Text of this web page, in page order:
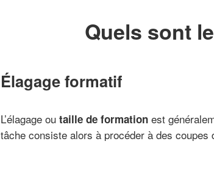
Quels sont
Élagage formatif
L’élagage ou taille de formationest
tâche consiste alors à procéder à des